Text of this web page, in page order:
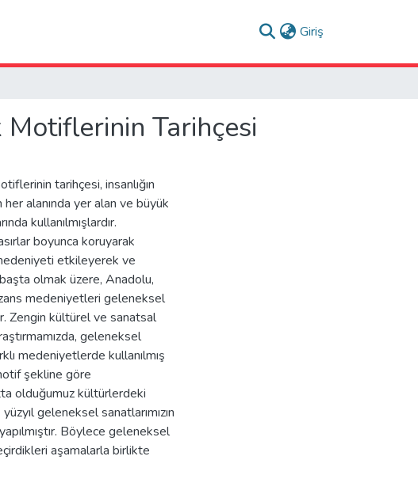
Giriş
Tarihçesi
tarihçesi, insanlığın
her alanında yer alan ve büyük
kullanılmışlardır.
boyunca koruyarak
etkileyerek ve
olmak üzere, Anadolu,
medeniyetleri geleneksel
Zengin kültürel ve sanatsal
geleneksel
medeniyetlerde kullanılmış
şekline göre
olduğumuz kültürlerdeki
geleneksel sanatlarımızın
Böylece geleneksel
aşamalarla birlikte